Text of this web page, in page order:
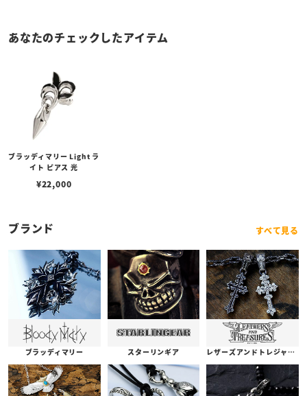
あなたのチェックしたアイテム
ブラッディマリー Light ラ
イト ピアス 光
¥22,000
ブランド すべて見る
ブラッディマリー スターリンギア レザーズアンドトレジャーズ